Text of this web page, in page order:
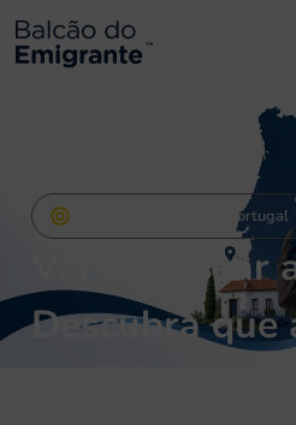
Apoio ao Regresso a Portugal
Vai
Descubra que
benefícios